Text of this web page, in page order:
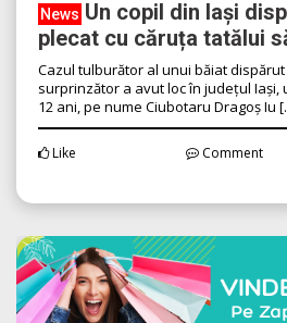
News Un copil din Iași
plecat cu căruța tatălui
Cazul tulburător al unui băiat
surprinzător a avut loc în județul Iași,
12 ani, pe nume Ciubotaru Dragoș Iu
Like Comment